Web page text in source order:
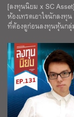
[ลงทุนนิยม x SC
ห้องเทรดเอาใจนักลง
ที่ต้องดูก่อนลงทุนหุ้นกลุ่